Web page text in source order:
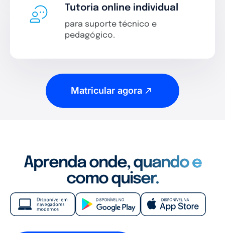
Tutoria online individual
para suporte técnico e
pedagógico.
Matricular agora
Aprenda onde, quando e
como quiser.